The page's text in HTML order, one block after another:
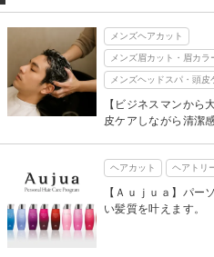
メンズヘアカット
メンズ眉カット・眉カ
メンズヘッドスパ・頭皮
【ビジネスマンから
皮ケアしながら清潔
ヘアカット ヘアトリ
【Ａｕｊｕａ】パ
い髪質を叶えます。